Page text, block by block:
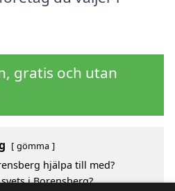
gratis och utan
gömma
hjälpa till med?
i Borensberg?